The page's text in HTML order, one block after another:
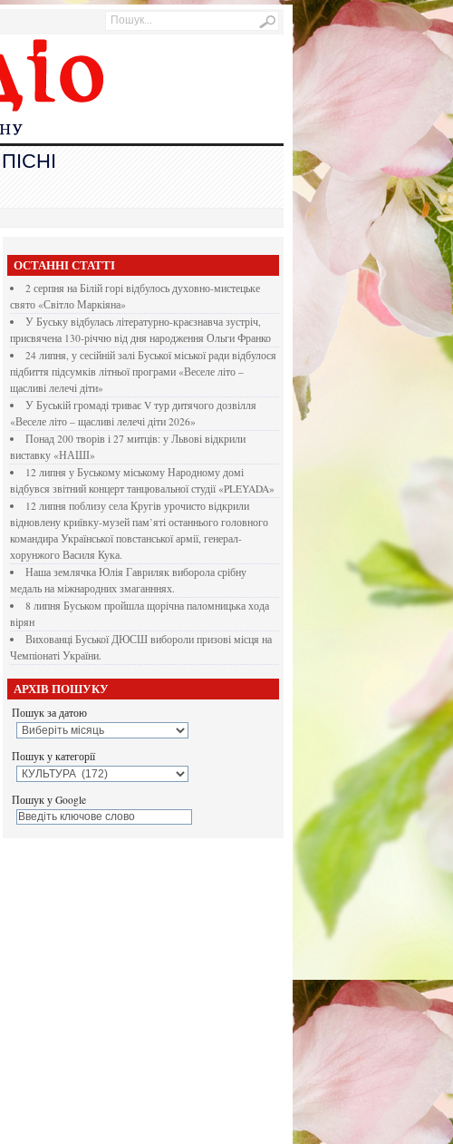
ОСТАННІ СТАТТІ
2 серпня на Білій горі відбулось духовно-мистецьке
свято «Світло Маркіяна»
У Буську відбулась літературно-краєзнавча зустріч,
присвячена 130-річчю від дня народження Ольги Франко
24 липня, у сесійній залі Буської міської ради відбулося
підбиття підсумків літньої програми «Веселе літо –
щасливі лелечі діти»
У Буській громаді триває V тур дитячого дозвілля
«Веселе літо – щасливі лелечі діти 2026»
Понад 200 творів і 27 митців: у Львові відкрили
виставку «НАШІ»
12 липня у Буському міському Народному домі
відбувся звітний концерт танцювальної студії «PLEYADA»
12 липня поблизу села Кругів урочисто відкрили
відновлену криївку-музей пам’яті останнього головного
командира Української повстанської армії, генерал-
хорунжого Василя Кука.
Наша землячка Юлія Гавриляк виборола срібну
медаль на міжнародних змаганннях.
8 липня Буськом пройшла щорічна паломницька хода
вірян
Вихованці Буської ДЮСШ вибороли призові місця на
Чемпіонаті України.
АРХІВ ПОШУКУ
Пошук за датою
Пошук у категорії
Пошук у Google